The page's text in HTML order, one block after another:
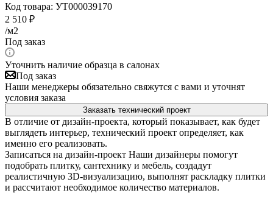
Код товара: УТ000039170
2 510 ₽
/м2
Под заказ
Уточнить наличие образца в салонах
Под заказ
Наши менеджеры обязательно свяжутся с вами и уточнят
условия заказа
Заказать технический проект
В отличие от дизайн-проекта, который показывает, как будет
выглядеть интерьер, технический проект определяет, как
именно его реализовать.
Записаться на дизайн-проект Наши дизайнеры помогут
подобрать плитку, сантехнику и мебель, создадут
реалистичную 3D-визуализацию, выполнят раскладку плитки
и рассчитают необходимое количество материалов.